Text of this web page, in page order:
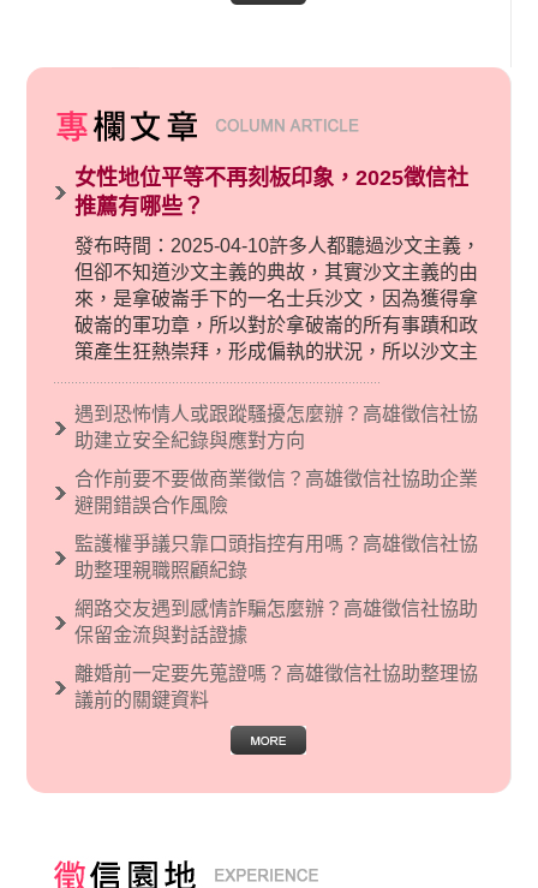
女性地位平等不再刻板印象，2025徵信社
推薦有哪些？
發布時間：2025-04-10許多人都聽過沙文主義，
但卻不知道沙文主義的典故，其實沙文主義的由
來，是拿破崙手下的一名士兵沙文，因為獲得拿
破崙的軍功章，所以對於拿破崙的所有事蹟和政
策產生狂熱崇拜，形成偏執的狀況，所以沙文主
義後來就被拿來暗指偏見和歧視，而且有沙文主
義傾向的人，通常對於自己的國家和民族有超強
烈的卓越感，因而瞧不起其他國家的人，所以沙
現了男性沙文…
遇到恐怖情人或跟蹤騷擾怎麼辦？高雄徵信社協
助建立安全紀錄與應對方向
合作前要不要做商業徵信？高雄徵信社協助企業
避開錯誤合作風險
監護權爭議只靠口頭指控有用嗎？高雄徵信社協
助整理親職照顧紀錄
網路交友遇到感情詐騙怎麼辦？高雄徵信社協助
保留金流與對話證據
離婚前一定要先蒐證嗎？高雄徵信社協助整理協
議前的關鍵資料